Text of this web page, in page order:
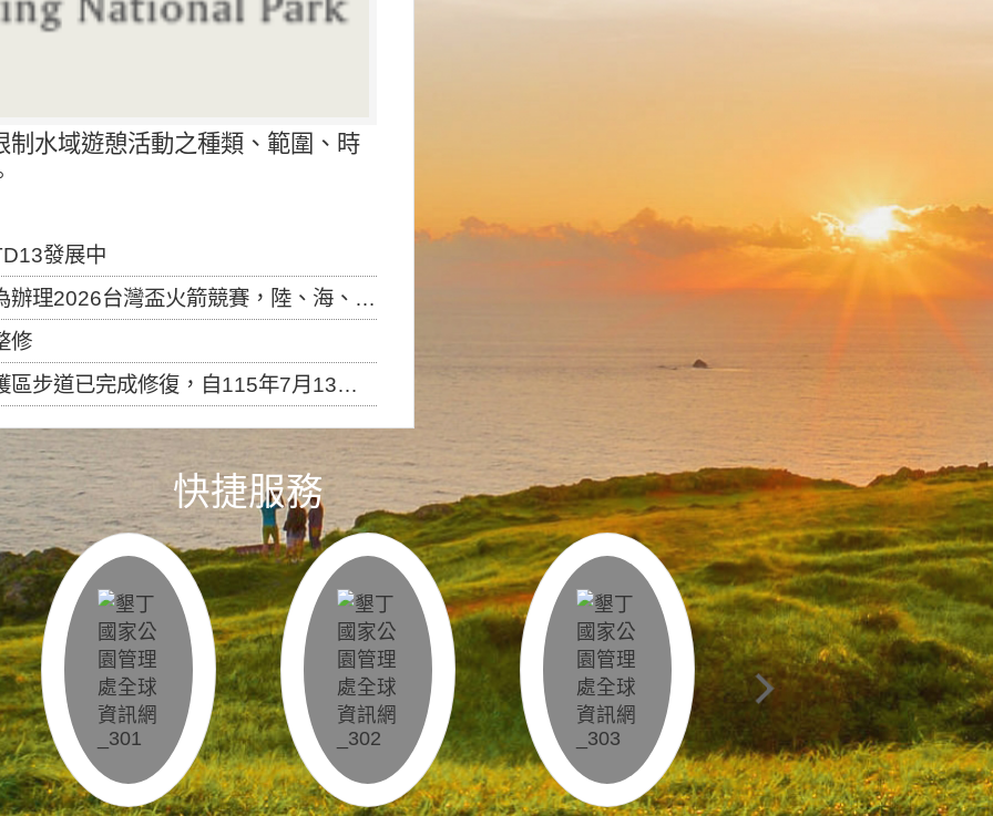
水域遊憩活動之種類、範圍、時
發展中
盃火箭競賽，陸、海、空域警戒及協調相關事宜，因颱風備案事宜
修
，自115年7月13日（星期一）起恢復開放入園，歡迎民眾依規定申請入園....
快捷服務